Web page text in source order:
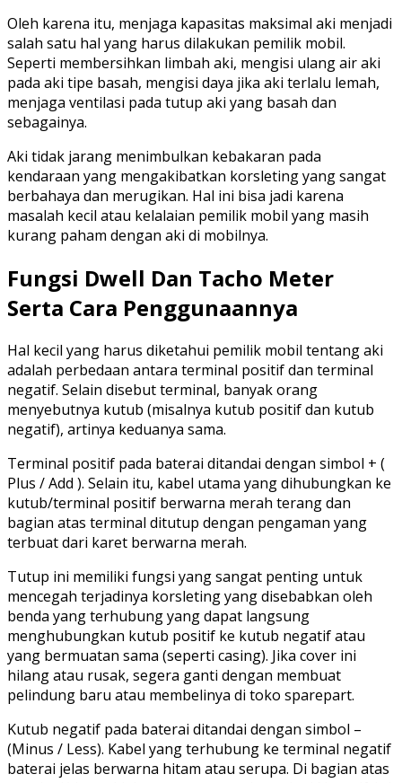
Oleh karena itu, menjaga kapasitas maksimal aki menjadi
salah satu hal yang harus dilakukan pemilik mobil.
Seperti membersihkan limbah aki, mengisi ulang air aki
pada aki tipe basah, mengisi daya jika aki terlalu lemah,
menjaga ventilasi pada tutup aki yang basah dan
sebagainya.
Aki tidak jarang menimbulkan kebakaran pada
kendaraan yang mengakibatkan korsleting yang sangat
berbahaya dan merugikan. Hal ini bisa jadi karena
masalah kecil atau kelalaian pemilik mobil yang masih
kurang paham dengan aki di mobilnya.
Fungsi Dwell Dan Tacho Meter
Serta Cara Penggunaannya
Hal kecil yang harus diketahui pemilik mobil tentang aki
adalah perbedaan antara terminal positif dan terminal
negatif. Selain disebut terminal, banyak orang
menyebutnya kutub (misalnya kutub positif dan kutub
negatif), artinya keduanya sama.
Terminal positif pada baterai ditandai dengan simbol + (
Plus / Add ). Selain itu, kabel utama yang dihubungkan ke
kutub/terminal positif berwarna merah terang dan
bagian atas terminal ditutup dengan pengaman yang
terbuat dari karet berwarna merah.
Tutup ini memiliki fungsi yang sangat penting untuk
mencegah terjadinya korsleting yang disebabkan oleh
benda yang terhubung yang dapat langsung
menghubungkan kutub positif ke kutub negatif atau
yang bermuatan sama (seperti casing). Jika cover ini
hilang atau rusak, segera ganti dengan membuat
pelindung baru atau membelinya di toko sparepart.
Kutub negatif pada baterai ditandai dengan simbol –
(Minus / Less). Kabel yang terhubung ke terminal negatif
baterai jelas berwarna hitam atau serupa. Di bagian atas